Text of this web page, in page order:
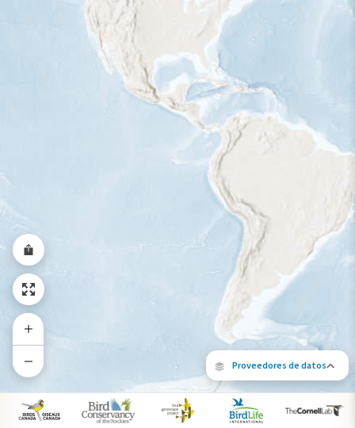
Proveedores de datos
Gama de especies por estación
Gama de verano
Rango de invierno
Rango a lo largo del año